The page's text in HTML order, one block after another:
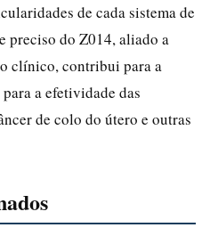
de cada sistema de
preciso do Z014, aliado a
clínico, contribui para a
a efetividade das
de colo do útero e outras